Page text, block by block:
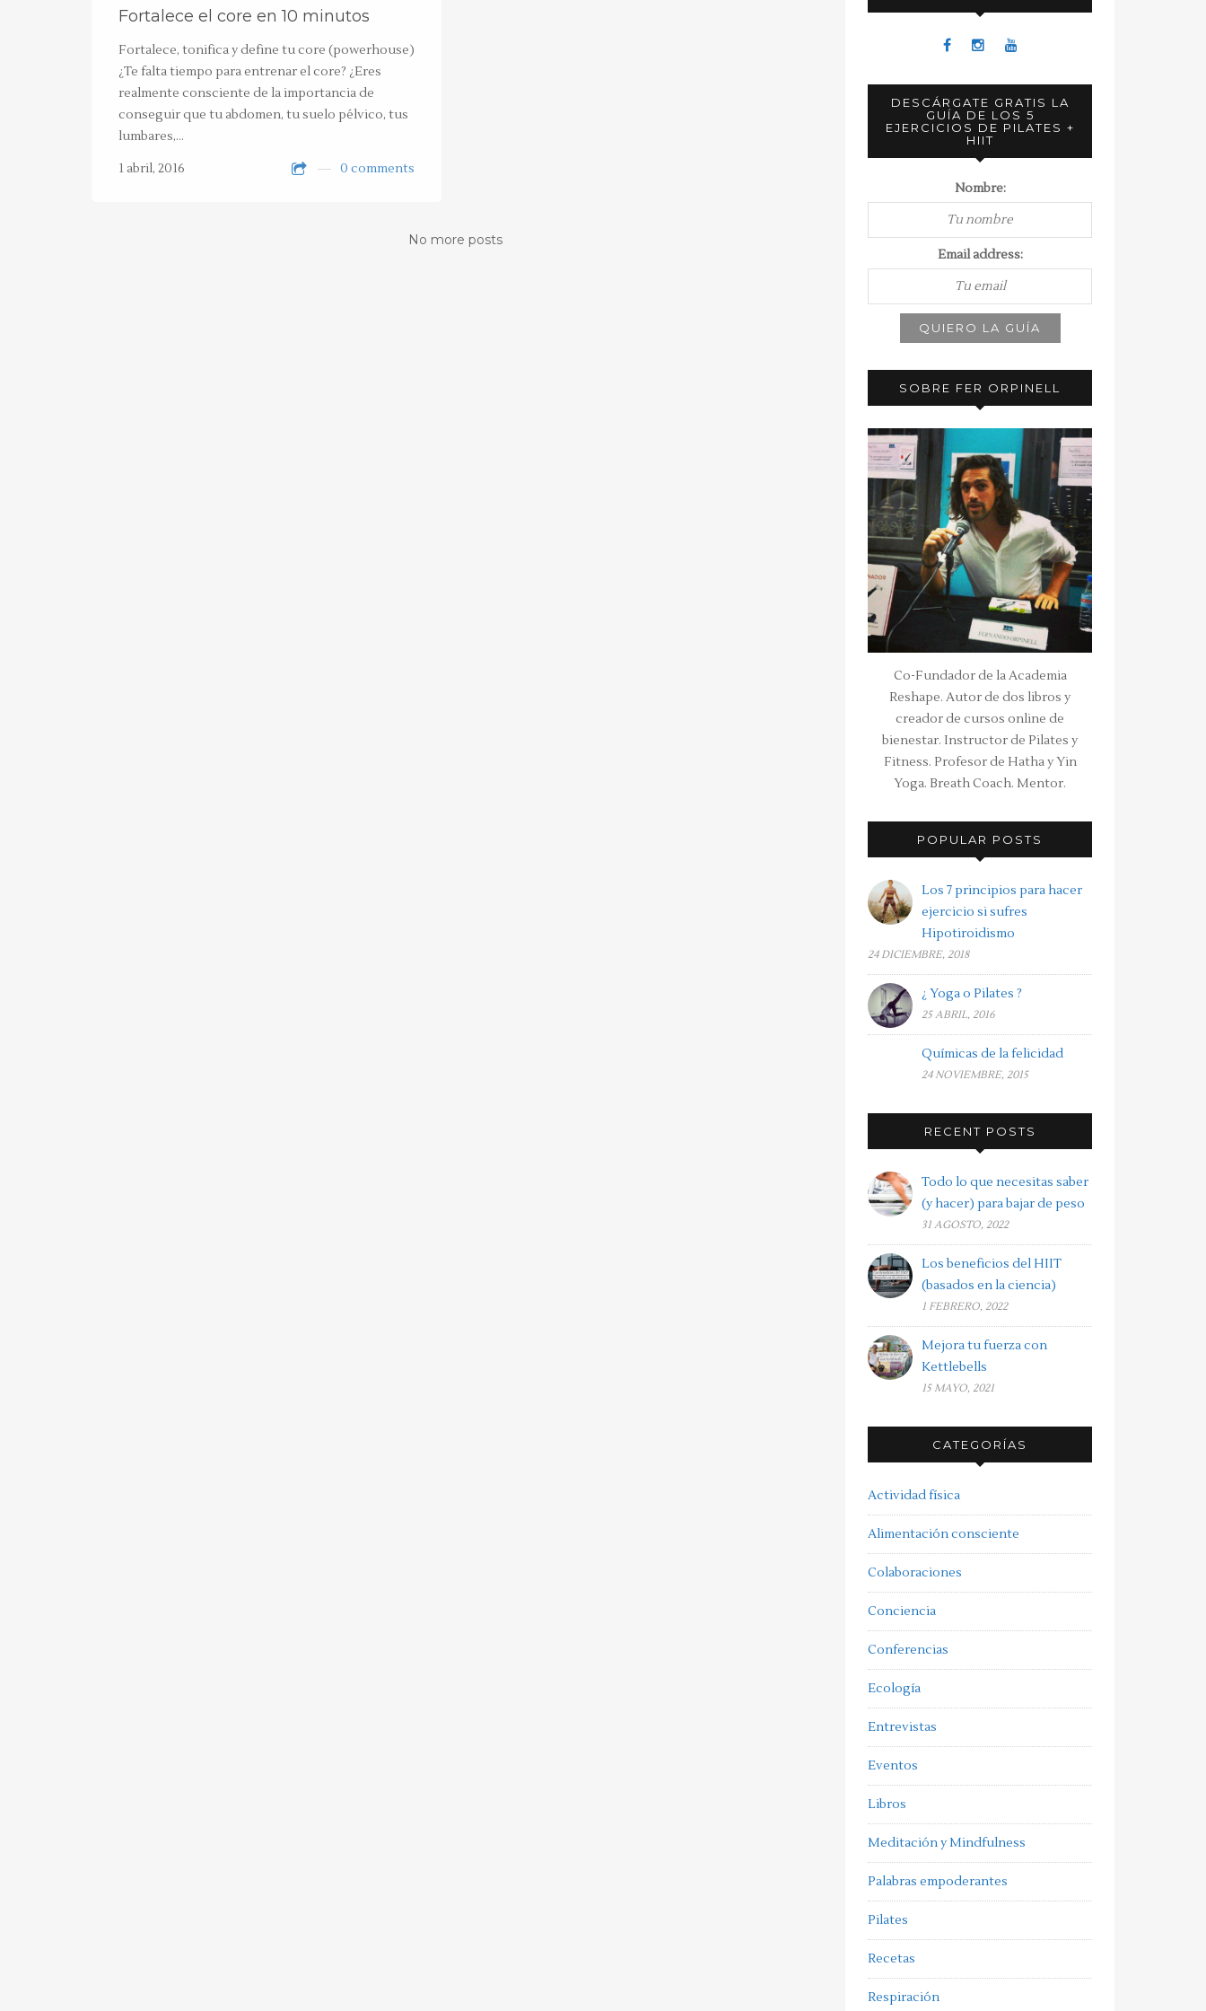
Fortalece el core en 10 minutos
Fortalece, tonifica y define tu core (powerhouse)
¿Te falta tiempo para entrenar el core? ¿Eres
realmente consciente de la importancia de
conseguir que tu abdomen, tu suelo pélvico, tus
lumbares,…
1 abril, 2016
0 comments
No more posts
DESCÁRGATE GRATIS LA
GUÍA DE LOS 5
EJERCICIOS DE PILATES +
HIIT
Nombre:
Email address:
SOBRE FER ORPINELL
Co-Fundador de la Academia
Reshape. Autor de dos libros y
creador de cursos online de
bienestar. Instructor de Pilates y
Fitness. Profesor de Hatha y Yin
Yoga. Breath Coach. Mentor.
POPULAR POSTS
Los 7 principios para hacer
ejercicio si sufres
Hipotiroidismo
24 DICIEMBRE, 2018
¿ Yoga o Pilates ?
25 ABRIL, 2016
Químicas de la felicidad
24 NOVIEMBRE, 2015
RECENT POSTS
Todo lo que necesitas saber
(y hacer) para bajar de peso
31 AGOSTO, 2022
Los beneficios del HIIT
(basados en la ciencia)
1 FEBRERO, 2022
Mejora tu fuerza con
Kettlebells
15 MAYO, 2021
CATEGORÍAS
Actividad física
Alimentación consciente
Colaboraciones
Conciencia
Conferencias
Ecología
Entrevistas
Eventos
Libros
Meditación y Mindfulness
Palabras empoderantes
Pilates
Recetas
Respiración